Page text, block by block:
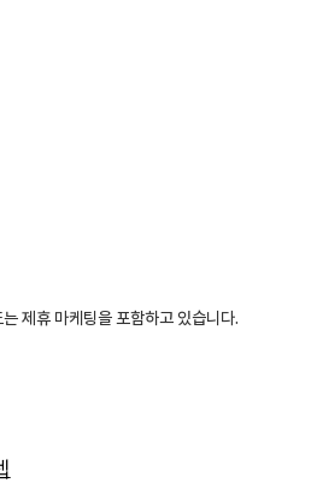
제휴 마케팅을 포함하고 있습니다.